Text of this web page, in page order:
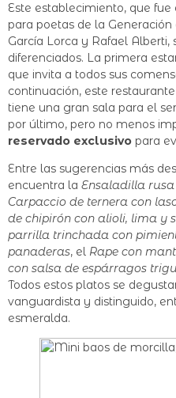
Este establecimiento, que
para poetas de la
García Lorca y Rafael Alberti,
diferenciados. La primera
que invita a todos sus
continuación, este
tiene una gran sala para el
por último, pero no menos
reservado exclusivo para
Entre las sugerencias más
encuentra la Ensaladilla
Carpaccio de ternera con
de chipirón con alioli, lima y
parrilla trinchada con
panaderas, el Rape con
con salsa de espárragos
Todos estos platos se
vanguardista y distinguido,
esmeralda.